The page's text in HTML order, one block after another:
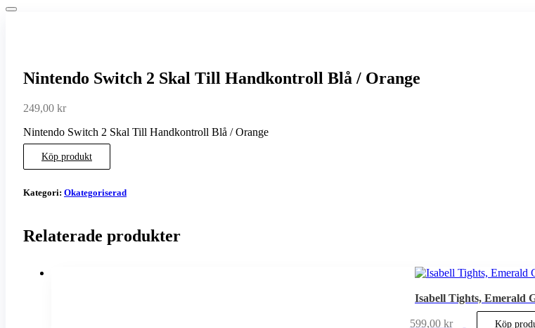
Nintendo Switch 2 Skal Till Handkontroll Blå / Orange
249,00 kr
Nintendo Switch 2 Skal Till Handkontroll Blå / Orange
Köp produkt
Kategori: Okategoriserad
Relaterade produkter
Isabell Tights, Emerald
599,00 kr Köp